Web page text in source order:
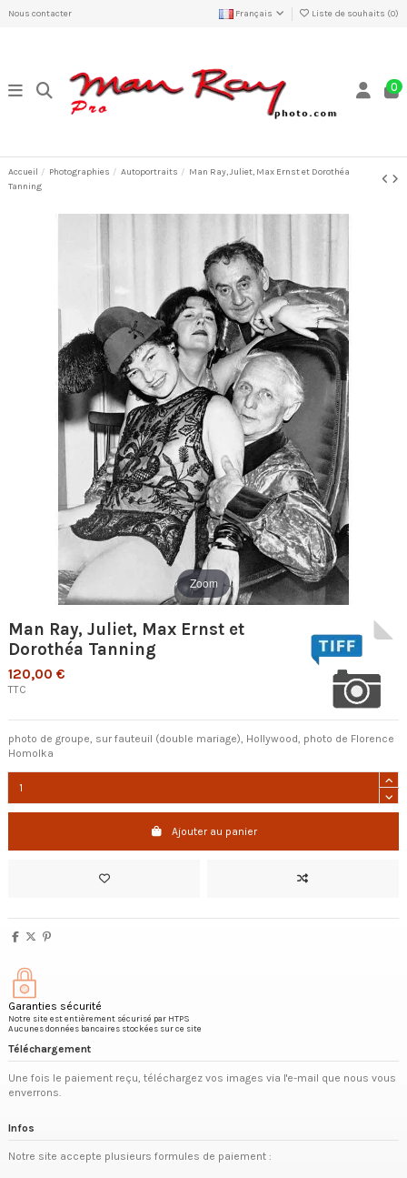
Nous contacter Français Liste de souhaits (0)
0
Accueil Photographies Autoportraits
Man Ray, Juliet, Max Ernst et Dorothéa
Tanning
Zoom
Man Ray, Juliet, Max Ernst et
Dorothéa Tanning
120,00 €
TTC
photo de groupe, sur fauteuil (double mariage), Hollywood, photo de Florence
Homolka
Ajouter au panier
Garanties sécurité
Notre site est entièrement sécurisé par HTPS
Aucunes données bancaires stockées sur ce site
Téléchargement
Une fois le paiement reçu, téléchargez vos images via l'e-mail que nous vous
enverrons.
Infos
Notre site accepte plusieurs formules de paiement :